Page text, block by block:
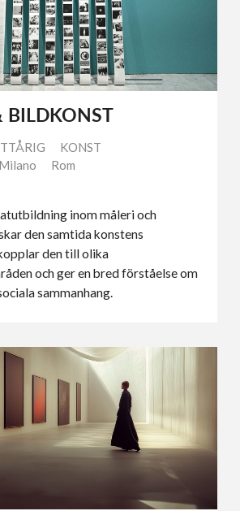
BILDKONST
KONST
Milano
Rom
inom måleri och
den samtida konstens
den till olika
och ger en bred förståelse om
sammanhang.